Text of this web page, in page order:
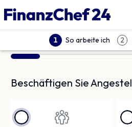
1 So arbeite ich 2
Beschäftigen Sie